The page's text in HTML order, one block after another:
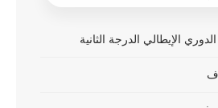
الدوري الإيطالي الدرجة الثانية